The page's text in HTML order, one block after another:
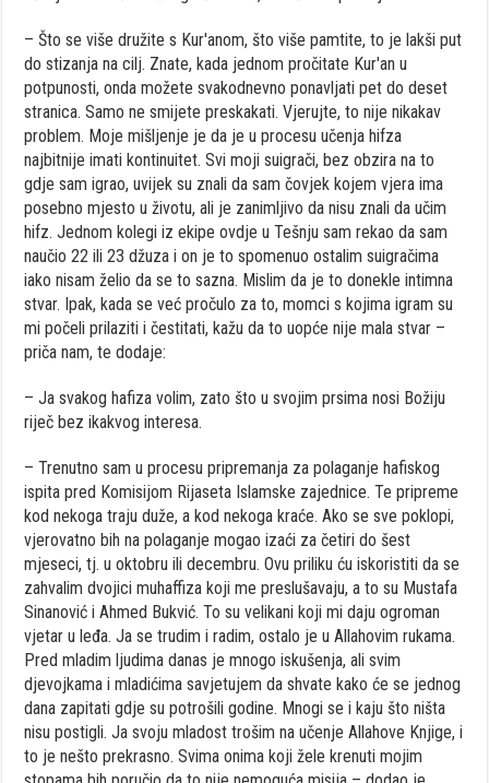
– Što se više družite s Kur'anom, što više pamtite, to je lakši put
do stizanja na cilj. Znate, kada jednom pročitate Kur'an u
potpunosti, onda možete svakodnevno ponavljati pet do deset
stranica. Samo ne smijete preskakati. Vjerujte, to nije nikakav
problem. Moje mišljenje je da je u procesu učenja hifza
najbitnije imati kontinuitet. Svi moji suigrači, bez obzira na to
gdje sam igrao, uvijek su znali da sam čovjek kojem vjera ima
posebno mjesto u životu, ali je zanimljivo da nisu znali da učim
hifz. Jednom kolegi iz ekipe ovdje u Tešnju sam rekao da sam
naučio 22 ili 23 džuza i on je to spomenuo ostalim suigračima
iako nisam želio da se to sazna. Mislim da je to donekle intimna
stvar. Ipak, kada se već pročulo za to, momci s kojima igram su
mi počeli prilaziti i čestitati, kažu da to uopće nije mala stvar –
priča nam, te dodaje:
– Ja svakog hafiza volim, zato što u svojim prsima nosi Božiju
riječ bez ikakvog interesa.
– Trenutno sam u procesu pripremanja za polaganje hafiskog
ispita pred Komisijom Rijaseta Islamske zajednice. Te pripreme
kod nekoga traju duže, a kod nekoga kraće. Ako se sve poklopi,
vjerovatno bih na polaganje mogao izaći za četiri do šest
mjeseci, tj. u oktobru ili decembru. Ovu priliku ću iskoristiti da se
zahvalim dvojici muhaffiza koji me preslušavaju, a to su Mustafa
Sinanović i Ahmed Bukvić. To su velikani koji mi daju ogroman
vjetar u leđa. Ja se trudim i radim, ostalo je u Allahovim rukama.
Pred mladim ljudima danas je mnogo iskušenja, ali svim
djevojkama i mladićima savjetujem da shvate kako će se jednog
dana zapitati gdje su potrošili godine. Mnogi se i kaju što ništa
nisu postigli. Ja svoju mladost trošim na učenje Allahove Knjige, i
to je nešto prekrasno. Svima onima koji žele krenuti mojim